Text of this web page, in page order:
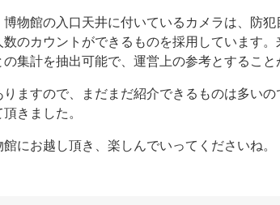
物館の入口天井に付いているカメラは、防犯
のカウントができるものを採用しています
集計を抽出可能で、運営上の参考とすること
ますので、まだまだ紹介できるものは多いの
きました。
にお越し頂き、楽しんでいってくださいね。